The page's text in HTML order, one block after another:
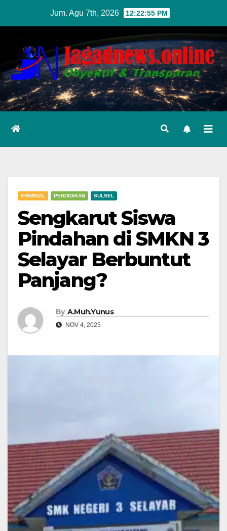
content
Jum. Agu 7th, 2026 12:22:56 PM
KRIMINAL PENDIDIKAN SULSEL
Sengkarut Siswa
Pindahan di SMKN 3
Selayar Berbuntut
Panjang?
By A.Muh.Yunus
NOV 4, 2025